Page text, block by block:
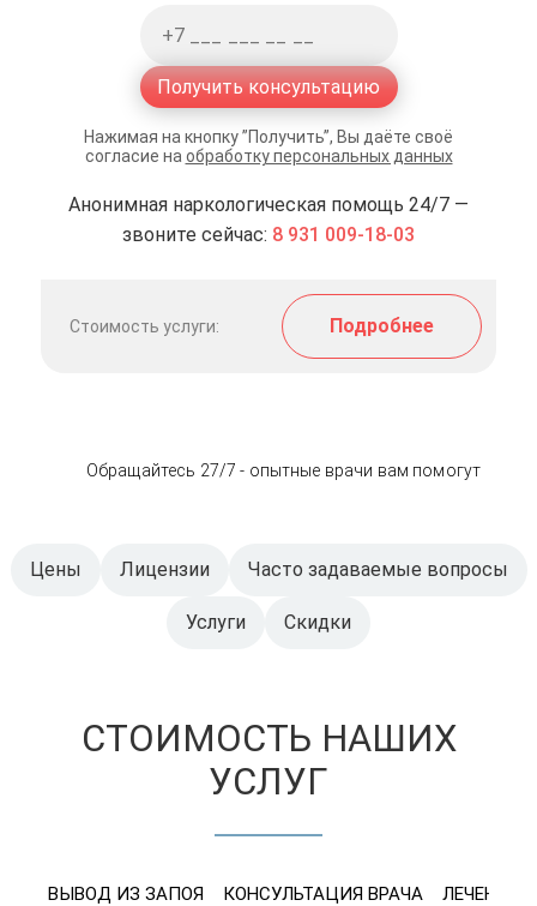
Получить консультацию
Нажимая на кнопку ”Получить”, Вы даёте своё
согласие на обработку персональных данных
Анонимная наркологическая помощь 24/7 —
звоните сейчас: 8 931 009-18-03
Стоимость услуги: Подробнее
Обращайтесь 27/7 - опытные врачи вам помогут
Цены Лицензии Часто задаваемые вопросы
Услуги Скидки
СТОИМОСТЬ НАШИХ
УСЛУГ
ВЫВОД ИЗ ЗАПОЯ КОНСУЛЬТАЦИЯ ВРАЧА ЛЕЧЕНИЕ